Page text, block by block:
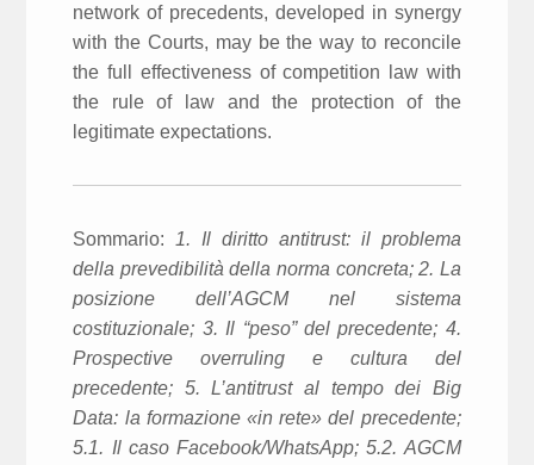
network of precedents, developed in synergy
with the Courts, may be the way to reconcile
the full effectiveness of competition law with
the rule of law and the protection of the
legitimate expectations.
Sommario: 1. Il diritto antitrust: il problema
della prevedibilità della norma concreta; 2. La
posizione dell’AGCM nel sistema
costituzionale; 3. Il “peso” del precedente; 4.
Prospective overruling e cultura del
precedente; 5. L’antitrust al tempo dei Big
Data: la formazione «in rete» del precedente;
5.1. Il casoFacebook/WhatsApp; 5.2. AGCM